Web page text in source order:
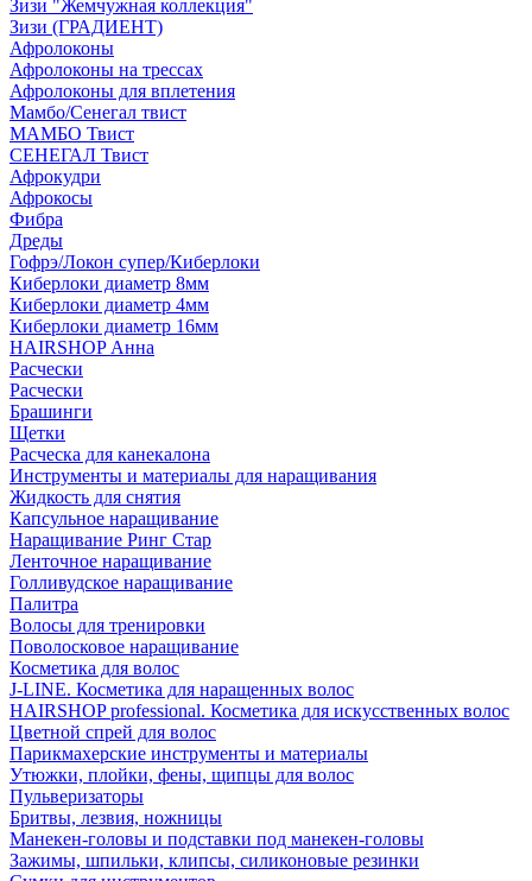
Зизи "Жемчужная коллекция"
Зизи (ГРАДИЕНТ)
Афролоконы
Афролоконы на трессах
Афролоконы для вплетения
Мамбо/Сенегал твист
МАМБО Твист
СЕНЕГАЛ Твист
Афрокудри
Афрокосы
Фибра
Дреды
Гофрэ/Локон супер/Киберлоки
Киберлоки диаметр 8мм
Киберлоки диаметр 4мм
Киберлоки диаметр 16мм
HAIRSHOP Анна
Расчески
Расчески
Брашинги
Щетки
Расческа для канекалона
Инструменты и материалы для наращивания
Жидкость для снятия
Капсульное наращивание
Наращивание Ринг Стар
Ленточное наращивание
Голливудское наращивание
Палитра
Волосы для тренировки
Поволосковое наращивание
Косметика для волос
J-LINE. Косметика для наращенных волос
HAIRSHOP professional. Косметика для искусственных волос
Цветной спрей для волос
Парикмахерские инструменты и материалы
Утюжки, плойки, фены, щипцы для волос
Пульверизаторы
Бритвы, лезвия, ножницы
Манекен-головы и подставки под манекен-головы
Зажимы, шпильки, клипсы, силиконовые резинки